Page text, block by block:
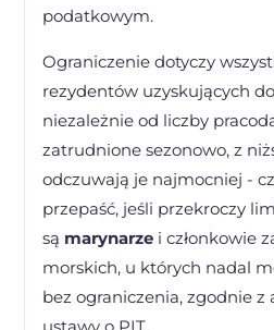
podatkowym.
Ograniczenie dotyczy
rezydentów uzyskujących
niezależnie od liczby
zatrudnione sezonowo, z
odczuwają je najmocniej -
przepaść, jeśli przekroczy
są marynarze i członkowie
morskich, u których nadal
bez ograniczenia, zgodnie z